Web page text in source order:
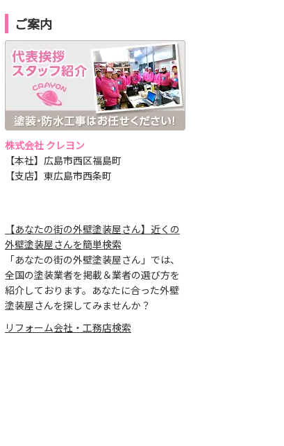
ご案内
株式会社 クレヨン
【本社】広島市西区福島町
【支店】東広島市西条町
【あなたの街の外壁塗装屋さん】近くの
外壁塗装屋さんを簡単検索
「あなたの街の外壁塗装屋さん」では、
全国の塗装業者を掲載＆業者の選び方を
紹介しております。あなたに合った外壁
塗装屋さんを探してみませんか？
リフォーム会社・工務店検索